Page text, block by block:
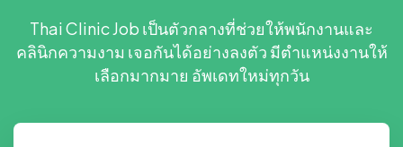
Thai Clinic Job เป็นตัวกลางที่ช่วยให้พนักงานและ
คลินิกความงาม เจอกันได้อย่างลงตัว มีตำแหน่งงานให้
เลือกมากมาย อัพเดทใหม่ทุกวัน